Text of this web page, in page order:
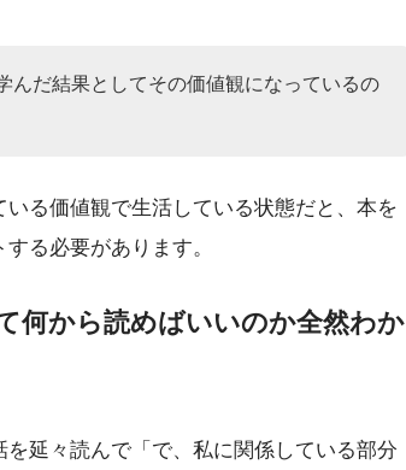
んだ結果としてその価値観になっているの
る価値観で生活している状態だと、本を
る必要があります。
何から読めばいいのか全然わか
延々読んで「で、私に関係している部分